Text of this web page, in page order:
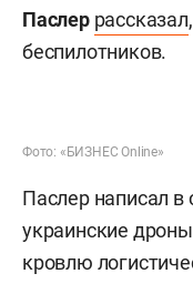
Паслер рассказал
беспилотников.
Фото: «БИЗНЕС Online»
Паслер написал в
украинские
кровлю